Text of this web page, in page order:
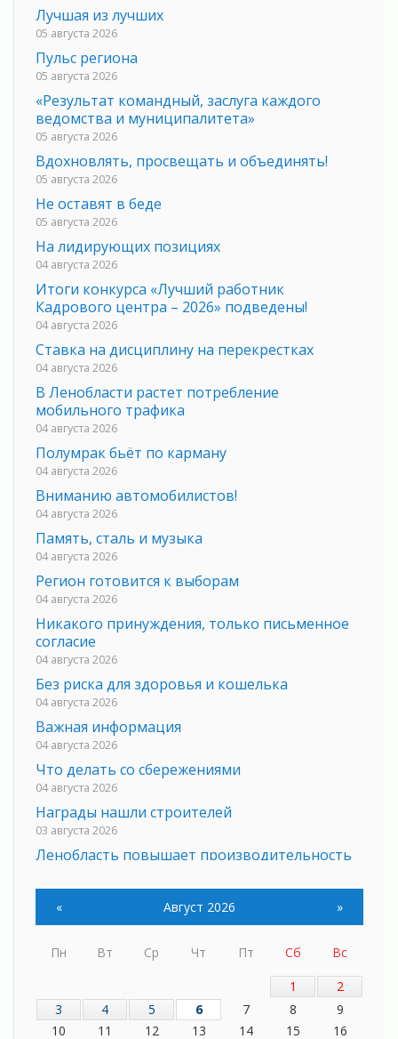
Лучшая из лучших
05 августа 2026
Пульс региона
05 августа 2026
«Результат командный, заслуга каждого
ведомства и муниципалитета»
05 августа 2026
Вдохновлять, просвещать и объединять!
05 августа 2026
Не оставят в беде
05 августа 2026
На лидирующих позициях
04 августа 2026
Итоги конкурса «Лучший работник
Кадрового центра – 2026» подведены!
04 августа 2026
Ставка на дисциплину на перекрестках
04 августа 2026
В Ленобласти растет потребление
мобильного трафика
04 августа 2026
Полумрак бьёт по карману
04 августа 2026
Вниманию автомобилистов!
04 августа 2026
Память, сталь и музыка
04 августа 2026
Регион готовится к выборам
04 августа 2026
Никакого принуждения, только письменное
согласие
04 августа 2026
Без риска для здоровья и кошелька
04 августа 2026
Важная информация
04 августа 2026
Что делать со сбережениями
04 августа 2026
Награды нашли строителей
03 августа 2026
Ленобласть повышает производительность
03 августа 2026
Поддержка волонтерских объединений
Ладожский мост полностью закроют на два
Музеи Ленобласти обновляют пространства
« Август 2026 »
Пн Вт Ср Чт Пт Сб
Вс
1
2
3
4 5 6 7 8
9
10
11 12 13 14 15 16